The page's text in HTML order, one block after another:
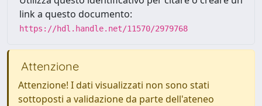
link a questo documento:
https://hdl.handle.net/11570/2979768
Attenzione
Attenzione! I dati visualizzati non sono stati
sottoposti a validazione da parte dell'ateneo